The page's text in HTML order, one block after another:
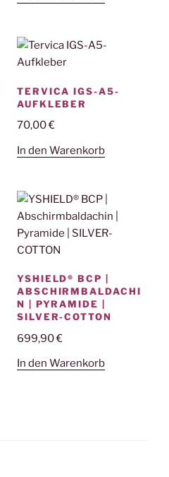
TERVICA IGS-A5-
AUFKLEBER
70,00€
In den Warenkorb
YSHIELD® BCP |
ABSCHIRMBALDACHI
N | PYRAMIDE |
SILVER-COTTON
699,90€
In den Warenkorb